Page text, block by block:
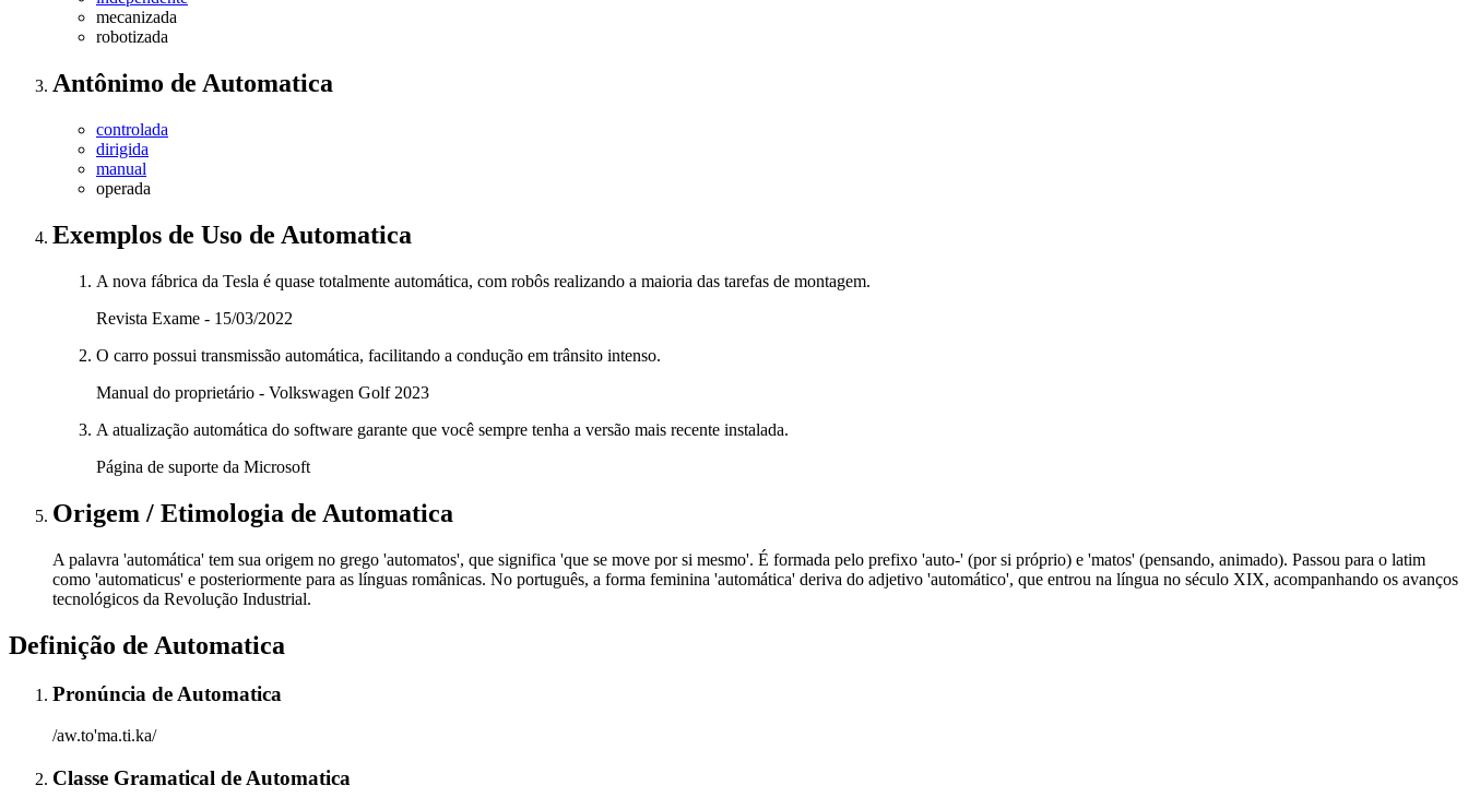
mecanizada
robotizada
Antônimo de Automatica
controlada
dirigida
manual
operada
Exemplos de Uso de Automatica
A nova fábrica da Tesla é quase totalmente automática, com robôs realizando a maioria das tarefas de montagem.
Revista Exame - 15/03/2022
O carro possui transmissão automática, facilitando a condução em trânsito intenso.
Manual do proprietário - Volkswagen Golf 2023
A atualização automática do software garante que você sempre tenha a versão mais recente instalada.
Página de suporte da Microsoft
Origem / Etimologia de Automatica
A palavra 'automática' tem sua origem no grego 'automatos', que significa 'que se move por si mesmo'. É formada pelo prefixo 'auto-' (por si próprio) e 'matos' (pensando, animado). Passou para o latim
como 'automaticus' e posteriormente para as línguas românicas. No português, a forma feminina 'automática' deriva do adjetivo 'automático', que entrou na língua no século XIX, acompanhando os avanços
tecnológicos da Revolução Industrial.
Definição de Automatica
Pronúncia de Automatica
/aw.to'ma.ti.ka/
Classe Gramatical de Automatica